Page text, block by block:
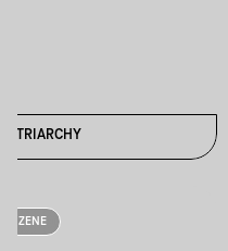
PATRIARCHY
ZENE